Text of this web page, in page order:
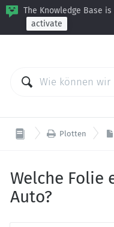
The Knowledge Base
activate
 Plotten
Welche Folie
Auto?